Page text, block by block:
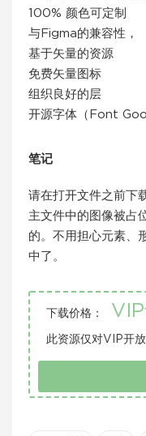
100% 颜色可定制
与Figma的兼容性，
基于矢量的资源
免费矢量图标
组织良好的层
开源字体（Font
笔记
请在打开文件之前下
主文件中的图像被占
的。不用担心元素、
中了。
下载价格：
此资源仅对VIP开